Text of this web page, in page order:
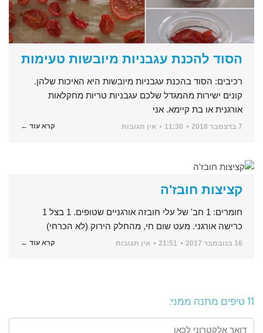
הסוד להכנת עגבניות מיובשות טעימות
רכיבים: הסוד בהכנת עגבניות מיובשות היא האיכות שלהן.
קונים ישירות מהמגדל שלכם עגבניות טריות מחקלאות
אורגנית או בת קיימא. אני
7 בדצמבר 2018 11:30 אין תגובות קרא עוד ←
קציצות חובז'ה
חומרים: 1 חב' של עלי חובזה אורגניים שטופים. 1 בצל 1
כרישה אורגני. מעט שום חי, מהחלק הירוק (לא הכרחי)
16 בנובמבר 2017 21:51 אין תגובות קרא עוד ←
11 טיפים מתנה ממני: